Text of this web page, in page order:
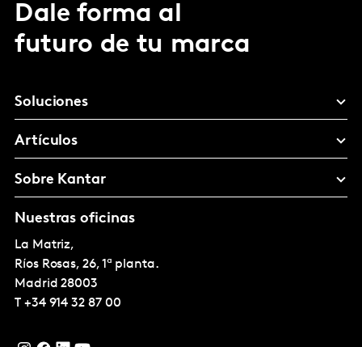
Dale forma al
futuro de tu marca
Soluciones
Artículos
Sobre Kantar
Nuestras oficinas
La Matriz,
Ríos Rosas, 26, 1ª planta.
Madrid 28003
T +34 914 32 87 00